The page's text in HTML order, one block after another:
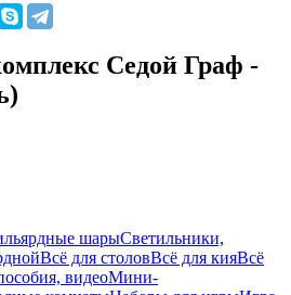
Седой Граф -
шарыСветильники,
Всё для столовВсё для кияВсё
видеоМини-